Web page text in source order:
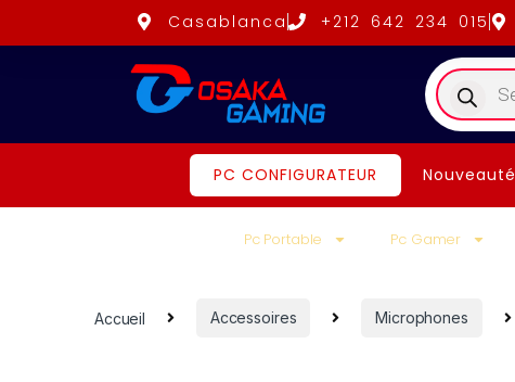
Casablanca +212 642 234 015
PC CONFIGURATEUR Nouveauté
Pc Portable Pc Gamer
Accueil Accessoires Microphones